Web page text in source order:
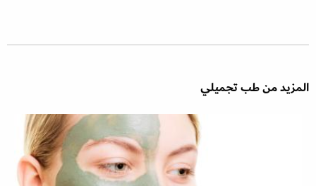
المزيد من طب تجميلي